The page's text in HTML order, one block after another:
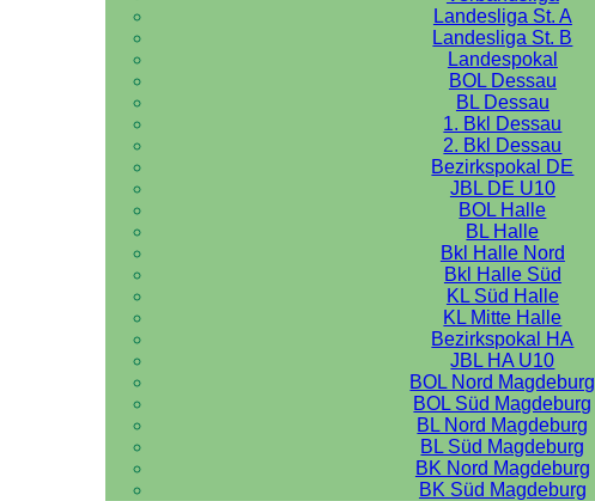
Landesliga St. A
Landesliga St. B
Landespokal
BOL Dessau
BL Dessau
1. Bkl Dessau
2. Bkl Dessau
Bezirkspokal DE
JBL DE U10
BOL Halle
BL Halle
Bkl Halle Nord
Bkl Halle Süd
KL Süd Halle
KL Mitte Halle
Bezirkspokal HA
JBL HA U10
BOL Nord Magdeburg
BOL Süd Magdeburg
BL Nord Magdeburg
BL Süd Magdeburg
BK Nord Magdeburg
BK Süd Magdeburg